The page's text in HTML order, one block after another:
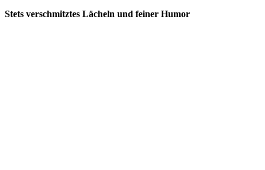
Stets verschmitztes Lächeln und feiner Humor